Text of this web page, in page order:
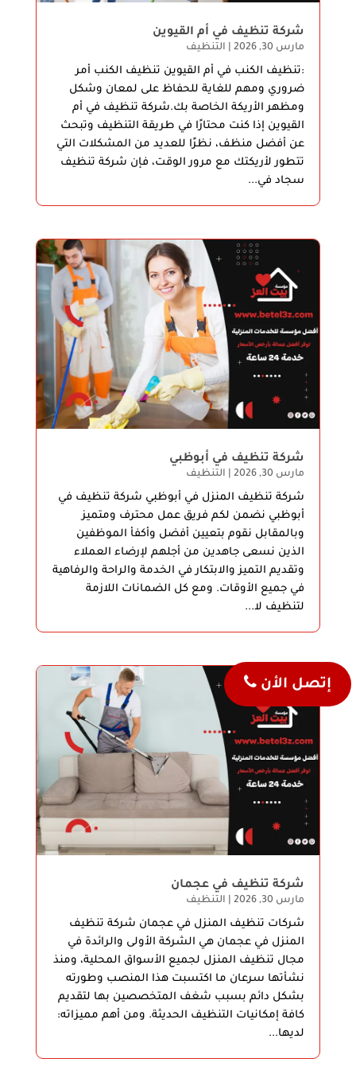
شركة تنظيف في أم القيوين
مارس 30, 2026 | التنظيف
:تنظيف الكنب في أم القيوين تنظيف الكنب أمر
ضروري ومهم للغاية للحفاظ على لمعان وشكل
ومظهر الأريكة الخاصة بك.شركة تنظيف في أم
القيوين إذا كنت محتارًا في طريقة التنظيف وتبحث
عن أفضل منظف، نظرًا للعديد من المشكلات التي
تتطور لأريكتك مع مرور الوقت، فإن شركة تنظيف
سجاد في...
شركة تنظيف في أبوظبي
مارس 30, 2026 | التنظيف
شركة تنظيف المنزل في أبوظبي شركة تنظيف في
أبوظبي نضمن لكم فريق عمل محترف ومتميز
وبالمقابل نقوم بتعيين أفضل وأكفأ الموظفين
الذين نسعى جاهدين من أجلهم لإرضاء العملاء
وتقديم التميز والابتكار في الخدمة والراحة والرفاهية
في جميع الأوقات. ومع كل الضمانات اللازمة
لتنظيف لا...
شركة تنظيف في عجمان
مارس 30, 2026 | التنظيف
شركات تنظيف المنزل في عجمان شركة تنظيف
المنزل في عجمان هي الشركة الأولى والرائدة في
مجال تنظيف المنزل لجميع الأسواق المحلية، ومنذ
نشأتها سرعان ما اكتسبت هذا المنصب وطورته
بشكل دائم بسبب شغف المتخصصين بها لتقديم
كافة إمكانيات التنظيف الحديثة. ومن أهم مميزاته:
لديها...
إتصل الأن